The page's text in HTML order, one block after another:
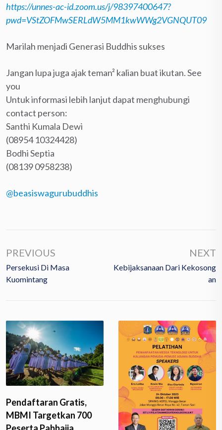
https://unnes-ac-id.zoom.us/j/98397400647?
pwd=VStZOFMwSERLdW5MM1kwWWg2VGNQUT09
Marilah menjadi Generasi Buddhis sukses
Jangan lupa juga ajak teman² kalian buat ikutan. See
you
Untuk informasi lebih lanjut dapat menghubungi
contact person:
Santhi Kumala Dewi
(08954 10324428)
Bodhi Septia
(08139 0958238)
@beasiswagurubuddhis
PREVIOUS
Persekusi Di Masa
Kuomintang
NEXT
Kebijaksanaan Dari Kekosong
An
Pendaftaran Gratis,
MBMI Targetkan 700